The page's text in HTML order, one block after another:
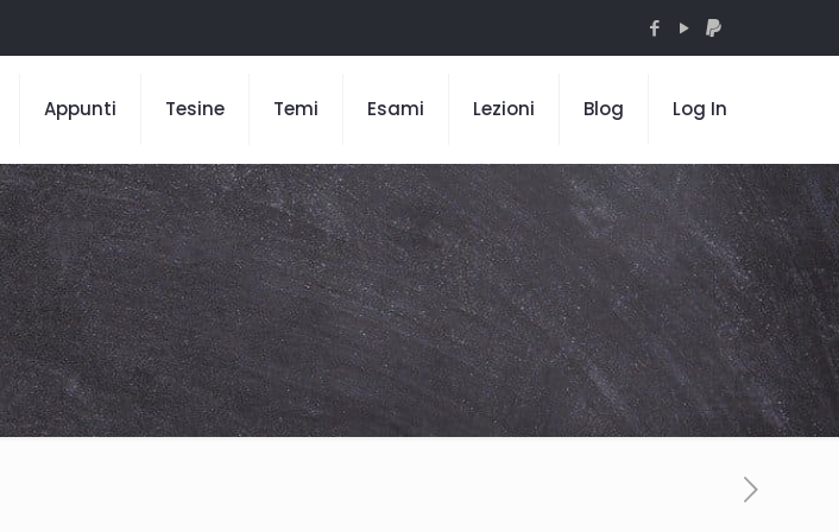
Appunti Tesine Temi Esami Lezioni Blog Log In